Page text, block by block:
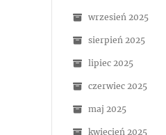
wrzesień 2025
sierpień 2025
lipiec 2025
czerwiec 2025
maj 2025
kwiecień 2025